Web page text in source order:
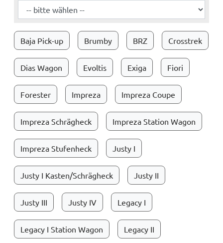
Baja Pick-up Brumby BRZ Crosstrek
Dias Wagon Evoltis Exiga Fiori
Forester Impreza Impreza Coupe
Impreza Schrägheck Impreza Station Wagon
Impreza Stufenheck Justy I
Justy I Kasten/Schrägheck Justy II
Justy III Justy IV Legacy I
Legacy I Station Wagon Legacy II